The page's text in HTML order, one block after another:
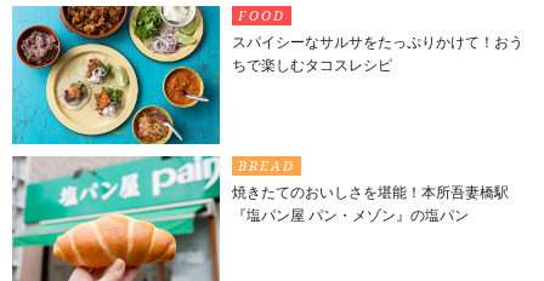
FOOD
スパイシーなサルサをたっぷりかけて！おう
ちで楽しむタコスレシピ
BREAD
焼きたてのおいしさを堪能！本所吾妻橋駅
『塩パン屋 パン・メゾン』の塩パン